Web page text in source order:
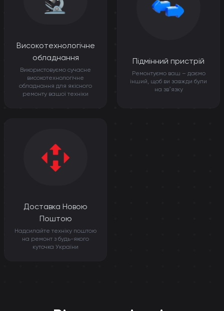
Високотехнологічне
обладнання
Використовуємо сучасне
високотехнологічне
обладнання для якісного
ремонту вашої техніки
Підмінний пристрій
Ремонтуємо ваш – даємо
інший, щоб ви завжди були
на звʼязку
Доставка Новою
Поштою
Надсилайте техніку поштою
на ремонт з будь-якого
куточка України